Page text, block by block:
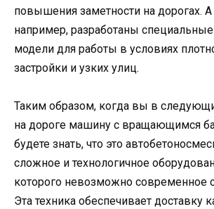
повышения заметности на дорогах.
например, разработаны
модели для работы в условиях
застройки и узких улиц.
Таким образом, когда вы в
на дороге машину с вращающимся
будете знать, что это
сложное и технологичное
которого невозможно современное
Эта техника обеспечивает доставку